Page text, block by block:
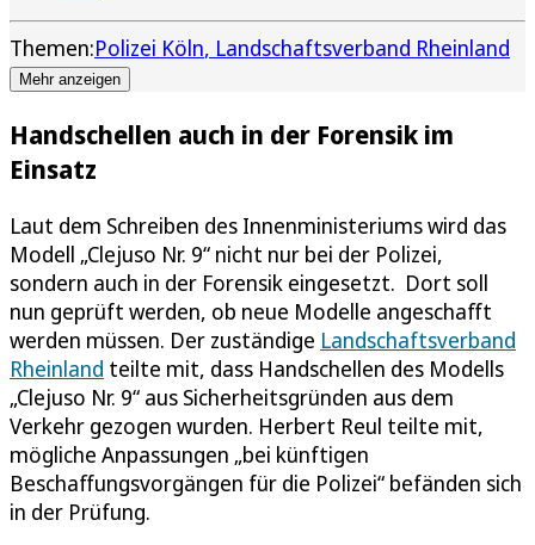
Themen:Polizei Köln Landschaftsverband Rheinland
Mehr anzeigen
Handschellen auch in der Forensik im
Einsatz
Laut dem Schreiben des Innenministeriums wird das
Modell „Clejuso Nr. 9“ nicht nur bei der Polizei,
sondern auch in der Forensik eingesetzt. Dort soll
nun geprüft werden, ob neue Modelle angeschafft
werden müssen. Der zuständige Landschaftsverband
Rheinland teilte mit, dass Handschellen des Modells
„Clejuso Nr. 9“ aus Sicherheitsgründen aus dem
Verkehr gezogen wurden. Herbert Reul teilte mit,
mögliche Anpassungen „bei künftigen
Beschaffungsvorgängen für die Polizei“ befänden sich
in der Prüfung.